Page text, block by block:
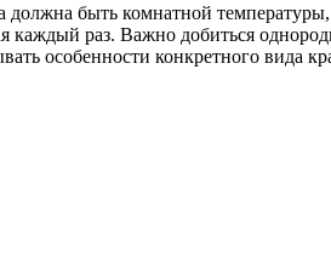
должна быть комнатной
каждый раз. Важно добиться
особенности конкретного вида